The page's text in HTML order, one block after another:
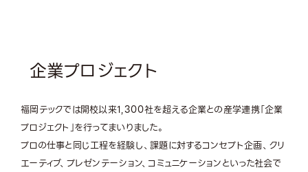
企業プロジェクト
福岡テックでは開校以来1,300社を超える企業との産学連携「企業
プロジェクト」を行ってまいりました。
プロの仕事と同じ工程を経験し、課題に対するコンセプト企画、クリ
エーティブ、プレゼンテーション、コミュニケーションといった社会で